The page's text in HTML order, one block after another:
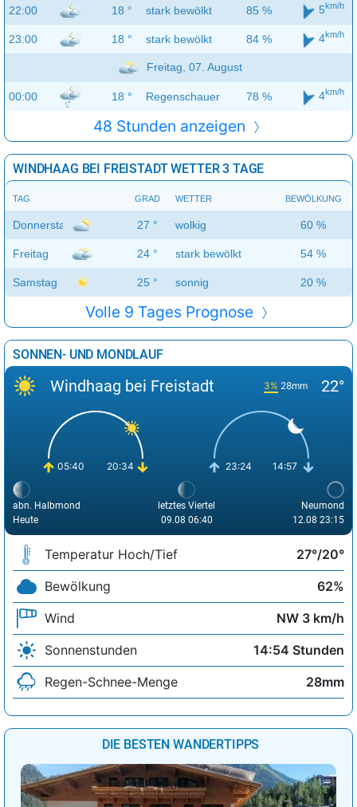
22:00 18 ° stark bewölkt 85 % 5km/h
23:00 18 ° stark bewölkt 84 % 4km/h
Freitag, 07. August
00:00 18 ° Regenschauer 78 % 4km/h
48 Stunden anzeigen
WINDHAAG BEI FREISTADT WETTER 3 TAGE
TAG GRAD WETTER BEWÖLKUNG
Donnerstag 27 ° wolkig 60 %
Freitag 24 ° stark bewölkt 54 %
Samstag 25 ° sonnig 20 %
Volle 9 Tages Prognose
SONNEN- UND MONDLAUF
Windhaag bei Freistadt 3% 28mm 22°
05:40 20:34 23:24 14:57
abn. Halbmond
Heute
letztes Viertel
09.08 06:40
Neumond
12.08 23:15
Temperatur Hoch/Tief
27°/20°
Bewölkung
62%
Wind
NW 3 km/h
Sonnenstunden
14:54 Stunden
Regen-Schnee-Menge
28mm
DIE BESTEN WANDERTIPPS